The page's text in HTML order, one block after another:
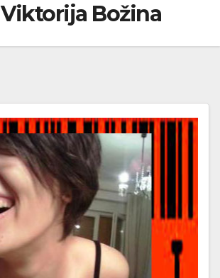
Viktorija Božina